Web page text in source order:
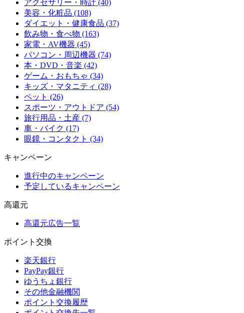
アクセサリー・時計 (40)
美容・化粧品 (108)
ダイエット・健康食品 (37)
飲み物・食べ物 (163)
家電・AV機器 (45)
パソコン・周辺機器 (74)
本・DVD・音楽 (42)
ゲーム・おもちゃ (34)
キッズ・マタニティ (28)
ペット (26)
スポーツ・アウトドア (54)
旅行用品・土産 (7)
車・バイク (17)
眼鏡・コンタクト (34)
キャンペーン
進行中のキャンペーン
予定しているキャンペーン
高還元
高還元広告一覧
ポイント交換
楽天銀行
PayPay銀行
ゆうちょ銀行
その他金融機関
ポイント交換履歴